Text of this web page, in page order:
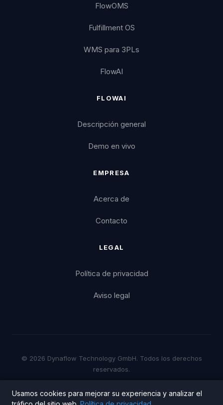
FlowOMS
Fulfillment OS
WMS para 3PLs
FlowAI
FLOWAI
Descripción general
Demo en vivo
EMPRESA
Acerca de
Contacto
LEGAL
Política de privacidad
Aviso legal
© 2026 Dynaflow Technology GmbH. Todos los derechos
reservados.
Usamos cookies para mejorar su experiencia y analizar el